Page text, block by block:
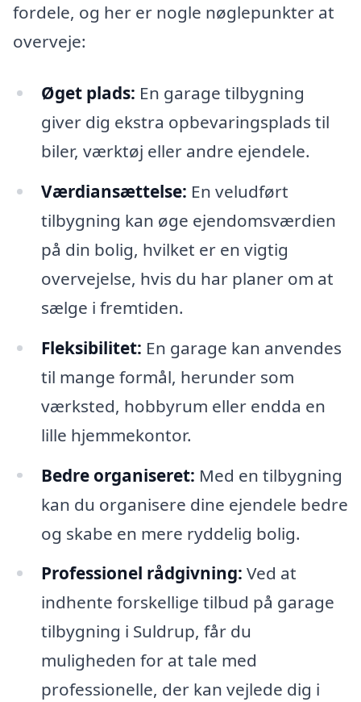
fordele, og her er nogle nøglepunkter at
overveje:
Øget plads: En garage tilbygning
giver dig ekstra opbevaringsplads til
biler, værktøj eller andre ejendele.
Værdiansættelse: En veludført
tilbygning kan øge ejendomsværdien
på din bolig, hvilket er en vigtig
overvejelse, hvis du har planer om at
sælge i fremtiden.
Fleksibilitet: En garage kan anvendes
til mange formål, herunder som
værksted, hobbyrum eller endda en
lille hjemmekontor.
Bedre organiseret: Med en tilbygning
kan du organisere dine ejendele bedre
og skabe en mere ryddelig bolig.
Professionel rådgivning: Ved at
indhente forskellige tilbud på garage
tilbygning i Suldrup, får du
muligheden for at tale med
professionelle, der kan vejlede dig i